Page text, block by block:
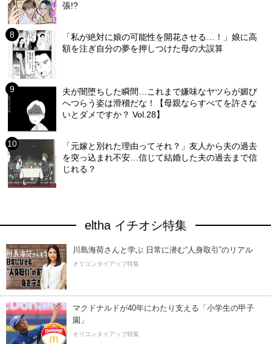
張!?
「私が絶対に娘の可能性を開花させる…！」娘に高
額を注ぎ自分の夢を押しつけた母の大誤算
夫が闇堕ちした瞬間…これまで嫌味なヤツらが媚び
へつらう姿は滑稽だな！【母親ならすべてを許さな
いとダメですか？ Vol.28】
「元嫁と別れた理由ってそれ？」友人から夫の過去
を突っ込まれ不安…信じて結婚した夫の過去まで信
じれる？
eltha イチオシ特集
川島海荷さんと学ぶ 日常に潜む“人身取引”のリアル
オリコンタイアップ特集
マクドナルドが40年にわたり支える「小学生の甲子
園」
オリコンタイアップ特集